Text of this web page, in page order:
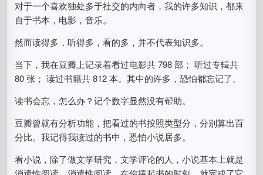
对于一个喜欢独处多于社交的内向者，我的许多知识，都来
自于书本，电影，音乐。
然而读得多，听得多，看的多，并不代表知识多。
当下，我在豆瓣上记录着看过电影共 798 部； 听过专辑共
80 张； 读过书籍共 812 本。其中的许多，恐怕都忘记了。
读书会忘，怎么办？记个数字显然没有帮助。
豆瓣曾就有分析功能，把看过的书按照类型分，分别算出百
分比。我记得我读过的书中，恐怕小说居多。
看小说，除了做文学研究，文学评论的人，小说基本上就是